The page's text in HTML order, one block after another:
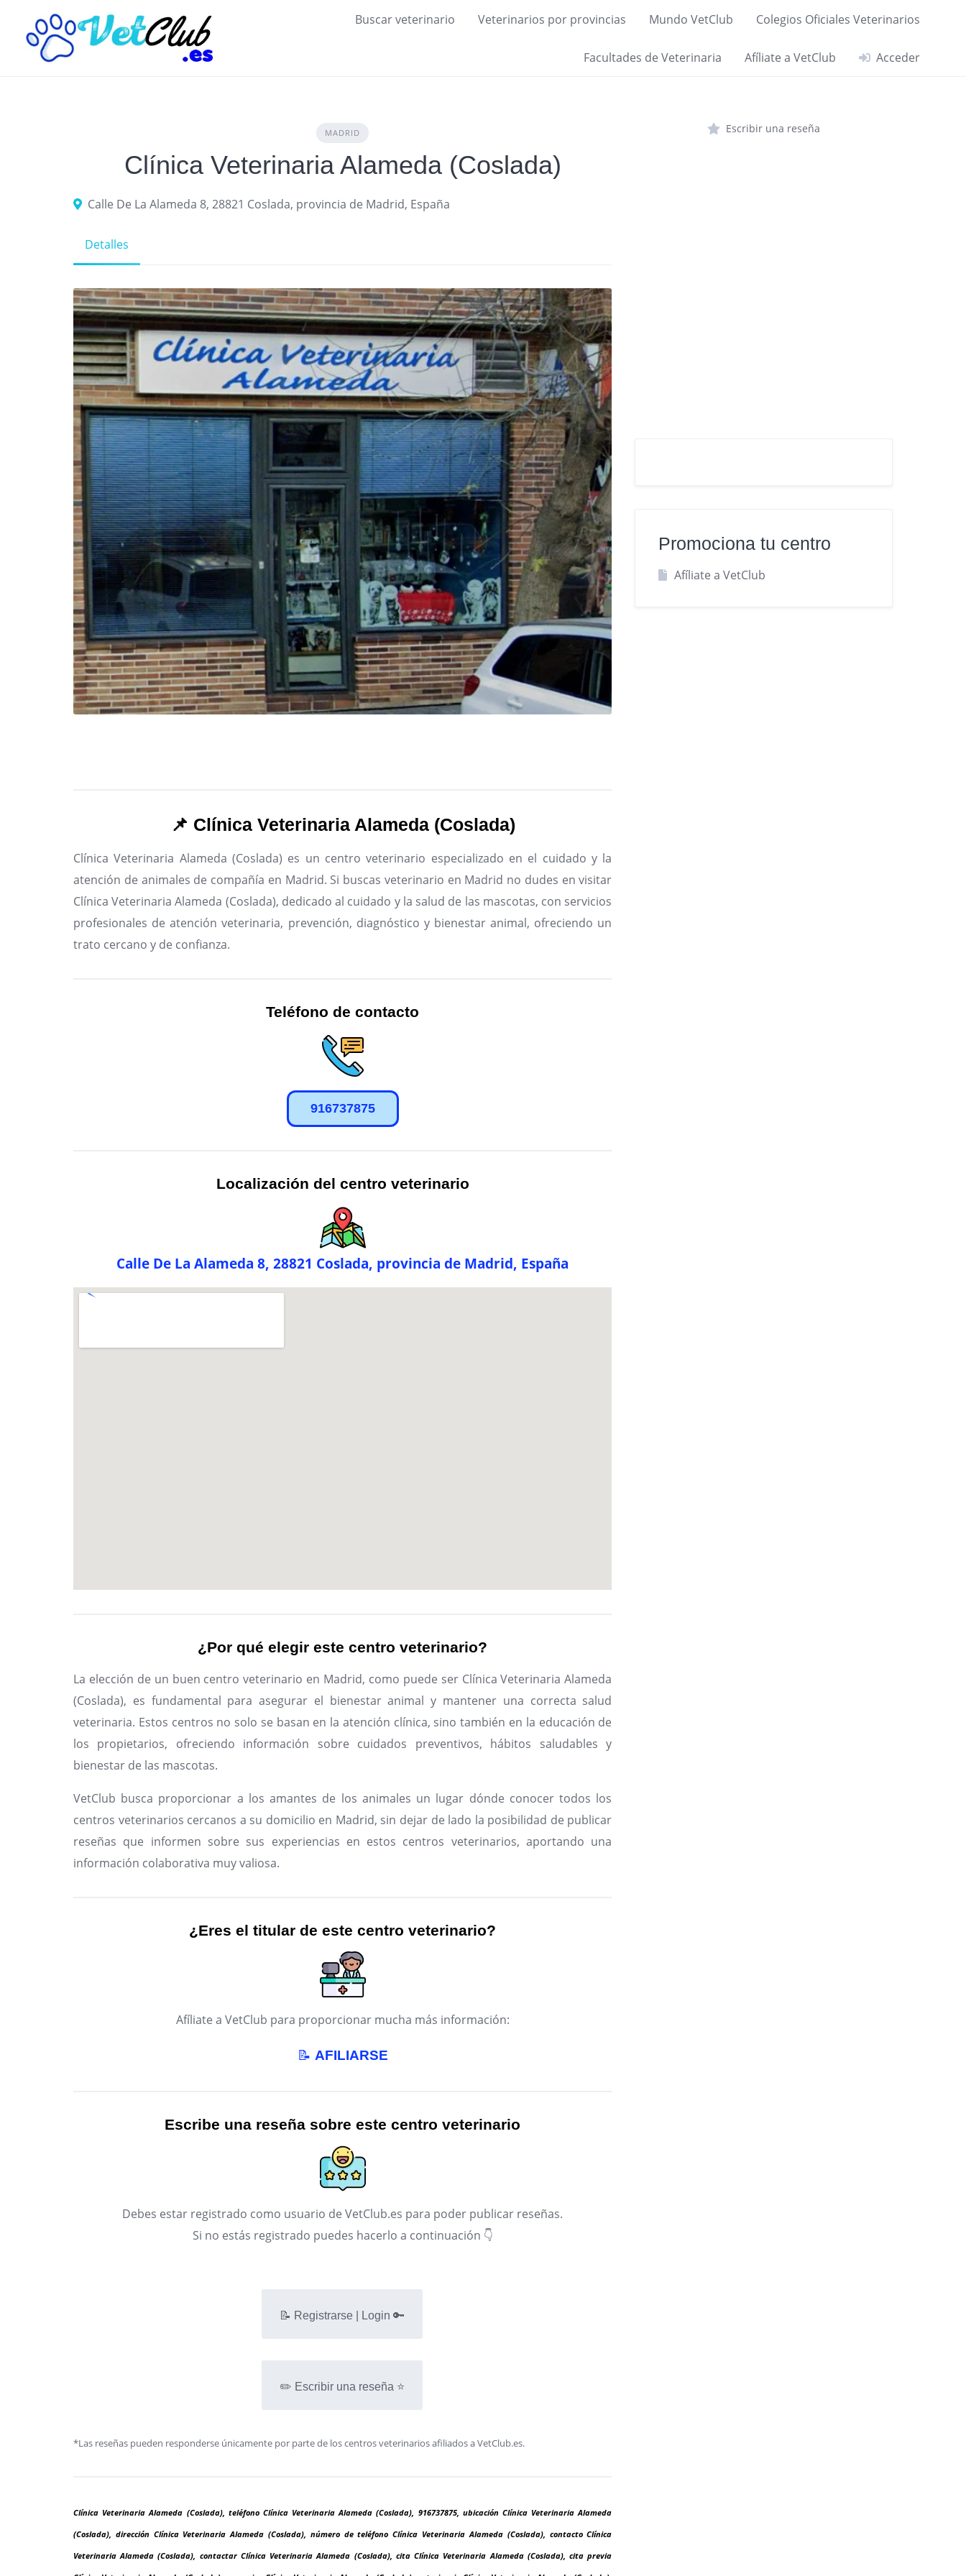
content
Buscar veterinario Veterinarios por provincias Mundo VetClub Colegios Oficiales Veterinarios
Facultades de Veterinaria Afíliate a VetClub Acceder
MADRID
Clínica Veterinaria Alameda (Coslada)
Calle De La Alameda 8, 28821 Coslada, provincia de Madrid, España
Detalles
📌 Clínica Veterinaria Alameda (Coslada)
Clínica Veterinaria Alameda (Coslada) es un centro veterinario especializado en el cuidado y la
atención de animales de compañía en Madrid. Si buscas veterinario en Madrid no dudes en visitar
Clínica Veterinaria Alameda (Coslada), dedicado al cuidado y la salud de las mascotas, con servicios
profesionales de atención veterinaria, prevención, diagnóstico y bienestar animal, ofreciendo un
trato cercano y de confianza.
Teléfono de contacto
916737875
Localización del centro veterinario
Calle De La Alameda 8, 28821 Coslada, provincia de Madrid, España
¿Por qué elegir este centro veterinario?
La elección de un buen centro veterinario en Madrid, como puede ser Clínica Veterinaria Alameda
(Coslada), es fundamental para asegurar el bienestar animal y mantener una correcta salud
veterinaria. Estos centros no solo se basan en la atención clínica, sino también en la educación de
los propietarios, ofreciendo información sobre cuidados preventivos, hábitos saludables y
bienestar de las mascotas.
VetClub busca proporcionar a los amantes de los animales un lugar dónde conocer todos los
centros veterinarios cercanos a su domicilio en Madrid, sin dejar de lado la posibilidad de publicar
reseñas que informen sobre sus experiencias en estos centros veterinarios, aportando una
información colaborativa muy valiosa.
¿Eres el titular de este centro veterinario?
Afíliate a VetClub para proporcionar mucha más información:
📝 AFILIARSE
Escribe una reseña sobre este centro veterinario
Debes estar registrado como usuario de VetClub.es para poder publicar reseñas.
Si no estás registrado puedes hacerlo a continuación 👇
📝 Registrarse | Login 🔑
✏️ Escribir una reseña ⭐
*Las reseñas pueden responderse únicamente por parte de los centros veterinarios afiliados a VetClub.es.
Clínica Veterinaria Alameda (Coslada), teléfono Clínica Veterinaria Alameda (Coslada), 916737875, ubicación Clínica Veterinaria Alameda
(Coslada), dirección Clínica Veterinaria Alameda (Coslada), número de teléfono Clínica Veterinaria Alameda (Coslada), contacto Clínica
Veterinaria Alameda (Coslada), contactar Clínica Veterinaria Alameda (Coslada), cita Clínica Veterinaria Alameda (Coslada), cita previa
Escribir una reseña
Promociona tu centro
Afíliate a VetClub